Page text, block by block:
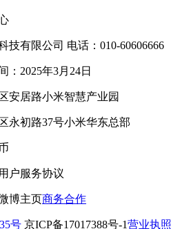
技有限公司 电话：010-60606666
：2025年3月24日
安居路小米智慧产业园
永初路37号小米华东总部
用户服务协议
博主页商务合作
号 京ICP备17017388号-1营业执照